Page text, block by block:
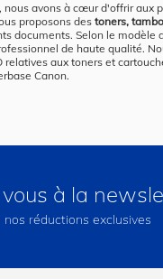
nous avons à cœur d'offrir aux
proposons des toners,
documents. Selon le modèle
de haute qualité.
relatives aux toners et
Canon.
à la
réductions exclusives